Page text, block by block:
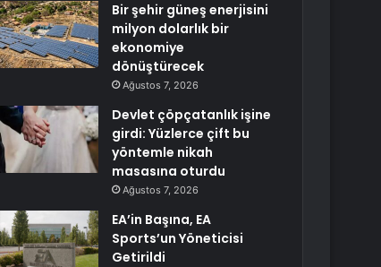
Bir şehir güneş enerjisini
milyon dolarlık bir
ekonomiye
dönüştürecek
Ağustos 7, 2026
Devlet çöpçatanlık işine
girdi: Yüzlerce çift bu
yöntemle nikah
masasına oturdu
Ağustos 7, 2026
EA’in Başına, EA
Sports’un Yöneticisi
Getirildi